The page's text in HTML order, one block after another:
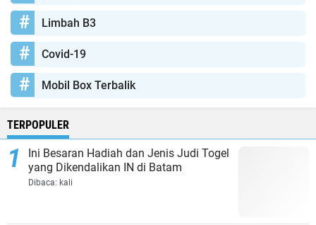
Limbah B3
Covid-19
Mobil Box Terbalik
TERPOPULER
Ini Besaran Hadiah dan Jenis Judi Togel
yang Dikendalikan IN di Batam
Dibaca: kali